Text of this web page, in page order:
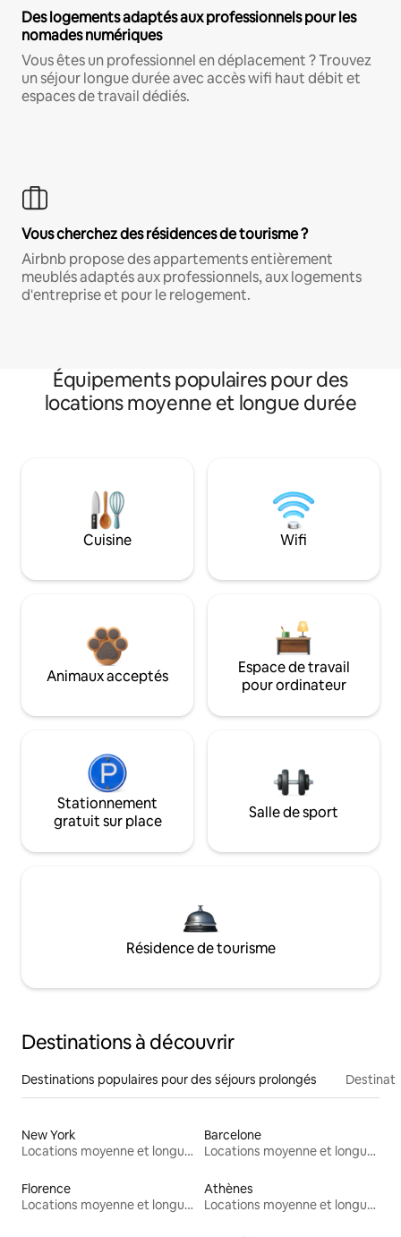
Des logements adaptés aux professionnels pour les
nomades numériques
Vous êtes un professionnel en déplacement ? Trouvez
un séjour longue durée avec accès wifi haut débit et
espaces de travail dédiés.
Vous cherchez des résidences de tourisme ?
Airbnb propose des appartements entièrement
meublés adaptés aux professionnels, aux logements
d'entreprise et pour le relogement.
Équipements populaires pour des
locations moyenne et longue durée
Cuisine Wifi
Animaux acceptés
Espace de travail
pour ordinateur
Stationnement
gratuit sur place
Salle de sport
Résidence de tourisme
Destinations à découvrir
Destinations populaires pour des séjours prolongés
New York
Locations moyenne et longue durée
Barcelone
Locations moyenne et longue durée
Florence
Locations moyenne et longue durée
Athènes
Locations moyenne et longue durée